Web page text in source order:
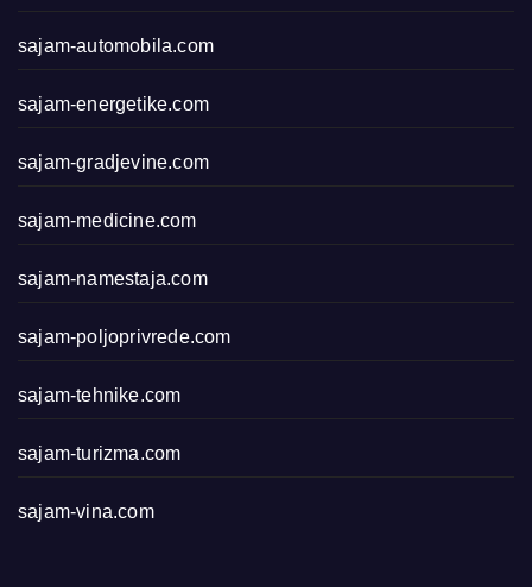
sajam-automobila.com
sajam-energetike.com
sajam-gradjevine.com
sajam-medicine.com
sajam-namestaja.com
sajam-poljoprivrede.com
sajam-tehnike.com
sajam-turizma.com
sajam-vina.com